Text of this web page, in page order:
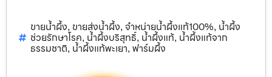
ขายน้ำผึ้ง, ขายส่งน้ำผึ้ง, จำหน่ายน้ำผึ้งแท้100%, น้ำผึ้ง
ช่วยรักษาโรค, น้ำผึ้งบริสุทธิ์, น้ำผึ้งแท้, น้ำผึ้งแท้จาก
ธรรมชาติ, น้ำผึ้งแท้พะเยา, ฟาร์มผึ้ง